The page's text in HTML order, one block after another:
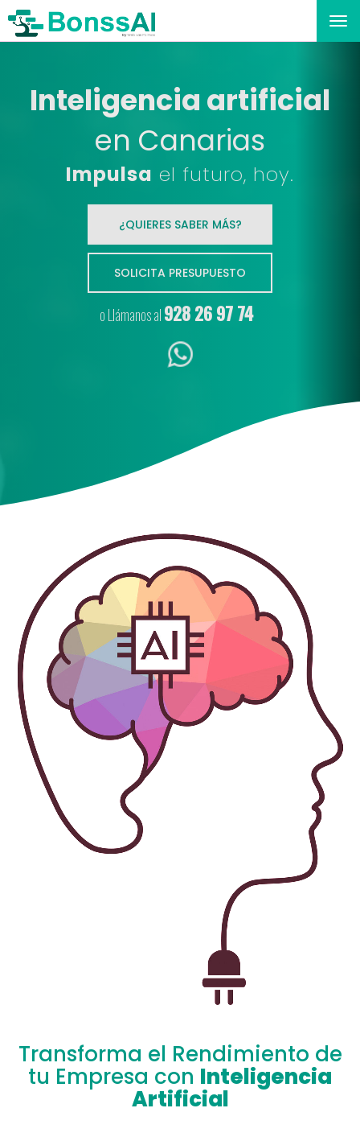
Inteligencia artificial
en Canarias
Impulsa el futuro, hoy.
¿QUIERES SABER MÁS?
SOLICITA PRESUPUESTO
o Llámanos al928 26 97 74
Transforma el Rendimiento de
tu Empresa con Inteligencia
Artificial